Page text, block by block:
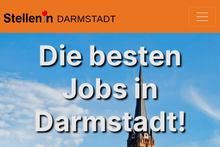
DARMSTADT
Die besten
Jobs in
Darmstadt!